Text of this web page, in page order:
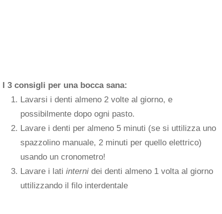
I 3 consigli per una bocca sana:
Lavarsi i denti almeno 2 volte al giorno, e
possibilmente dopo ogni pasto.
Lavare i denti per almeno 5 minuti (se si uttilizza uno
spazzolino manuale, 2 minuti per quello elettrico)
usando un cronometro!
Lavare i lati interni dei denti almeno 1 volta al giorno
uttilizzando il filo interdentale